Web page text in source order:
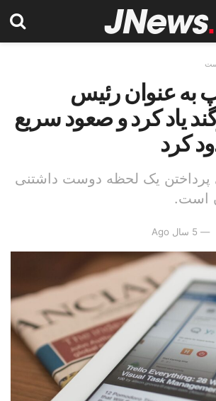
به عنوان رئیس
یاد کرد و صعود سریع
کرد
پرداختن یک لحظه دوست داشتنی
است.
5 سال Ago